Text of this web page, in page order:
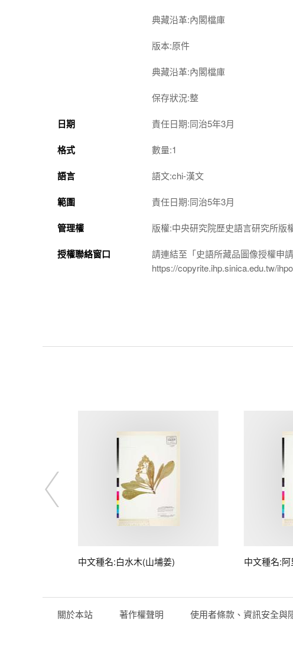
典藏沿革:內閣檔庫
版本:原件
典藏沿革:內閣檔庫
保存狀況:整
日期 責任日期:同治5年3月
格式 數量:1
語言 語文:chi-漢文
範圍 責任日期:同治5年3月
管理權 版權:中央研究院歷史語言研究所版
授權聯絡窗口
請連結至「史語所藏品圖像授權申
https://copyrite.ihp.sinica.edu.tw/
中文種名:白水木(山埔姜) 中文種名:
關於本站 著作權聲明 使用者條款、資訊安全與